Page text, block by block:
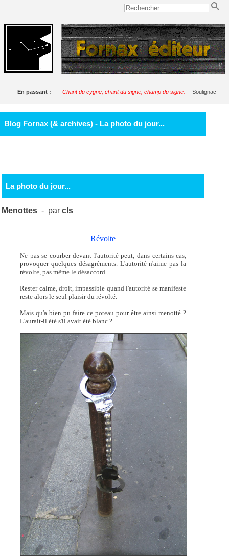
En passant : Chant du cygne, chant du signe, champ du signe. Soulignac
Blog Fornax (& archives) - La photo du jour...
La photo du jour...
Menottes - parcls
Révolte
Ne pas se courber devant l'autorité peut, dans certains cas,
provoquer quelques désagréments. L'autorité n'aime pas la
révolte, pas même le désaccord.
Rester calme, droit, impassible quand l'autorité se manifeste
reste alors le seul plaisir du révolté.
Mais qu'a bien pu faire ce poteau pour être ainsi menotté ?
L'aurait-il été s'il avait été blanc ?